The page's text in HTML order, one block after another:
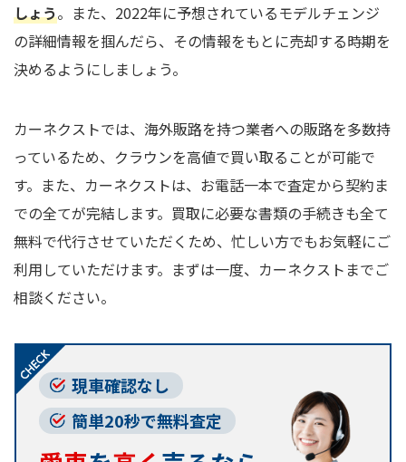
しょう。また、2022年に予想されているモデルチェンジ
の詳細情報を掴んだら、その情報をもとに売却する時期を
決めるようにしましょう。
カーネクストでは、海外販路を持つ業者への販路を多数持
っているため、クラウンを高値で買い取ることが可能で
す。また、カーネクストは、お電話一本で査定から契約ま
での全てが完結します。買取に必要な書類の手続きも全て
無料で代行させていただくため、忙しい方でもお気軽にご
利用していただけます。まずは一度、カーネクストまでご
相談ください。
現車確認なし
簡単20秒で無料査定